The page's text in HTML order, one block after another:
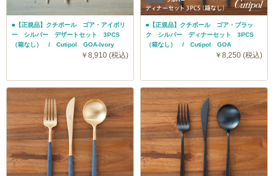
■【正規品】クチポール ゴア・アイボリ
ー シルバー デザートセット 3PCS
（箱なし） / Cutipol GOA-Ivory
￥8,910 (税込)
■【正規品】クチポール ゴア・ブラッ
ク シルバー ディナーセット 3PCS
（箱なし） / Cutipol GOA
￥8,250 (税込)